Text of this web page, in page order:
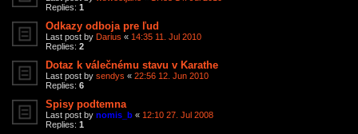
Replies: 1
Odkazy odboja pre ľud
Last post by Darius « 14:35 11. Jul 2010
Replies: 2
Dotaz k válečnému stavu v Karathe
Last post by sendys « 22:56 12. Jun 2010
Replies: 6
Spisy podtemna
Last post by nomis_b « 12:10 27. Jul 2008
Replies: 1